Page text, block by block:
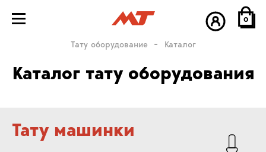
0
Тату оборудование Каталог
Каталог тату оборудования
Тату машинки